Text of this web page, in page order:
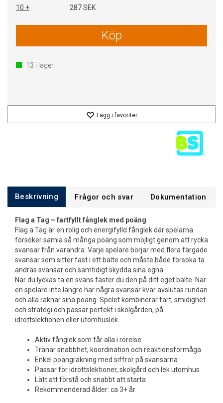
10 +
287 SEK
Köp
13 i lager
Lägg i favoriter
Beskrivning Frågor och svar Dokumentation
Flag a Tag – fartfyllt fånglek med poäng
Flag a Tag är en rolig och energifylld fånglek där spelarna
försöker samla så många poäng som möjligt genom att rycka
svansar från varandra. Varje spelare börjar med flera färgade
svansar som sitter fast i ett bälte och måste både försöka ta
andras svansar och samtidigt skydda sina egna.
När du lyckas ta en svans fäster du den på ditt eget bälte. När
en spelare inte längre har några svansar kvar avslutas rundan
och alla räknar sina poäng. Spelet kombinerar fart, smidighet
och strategi och passar perfekt i skolgården, på
idrottslektionen eller utomhuslek.
Aktiv fånglek som får alla i rörelse
Tränar snabbhet, koordination och reaktionsförmåga
Enkel poängräkning med siffror på svansarna
Passar för idrottslektioner, skolgård och lek utomhus
Lätt att förstå och snabbt att starta
Rekommenderad ålder: ca 3+ år